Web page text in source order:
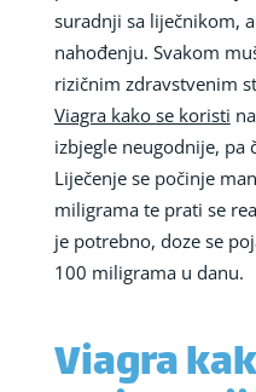
suradnji sa liječnikom,
nahođenju. Svakom
rizičnim zdravstvenim
Viagra kako se koristi
izbjegle neugodnije, pa
Liječenje se počinje
miligrama te prati se
je potrebno, doze se
100 miligrama u danu.
Viagra